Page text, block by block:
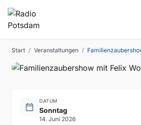
Start / Veranstaltungen /
ZAUBERSHOW
Wohlfarth
calendar_today
DATUM
Sonntag
14. Juni 2026